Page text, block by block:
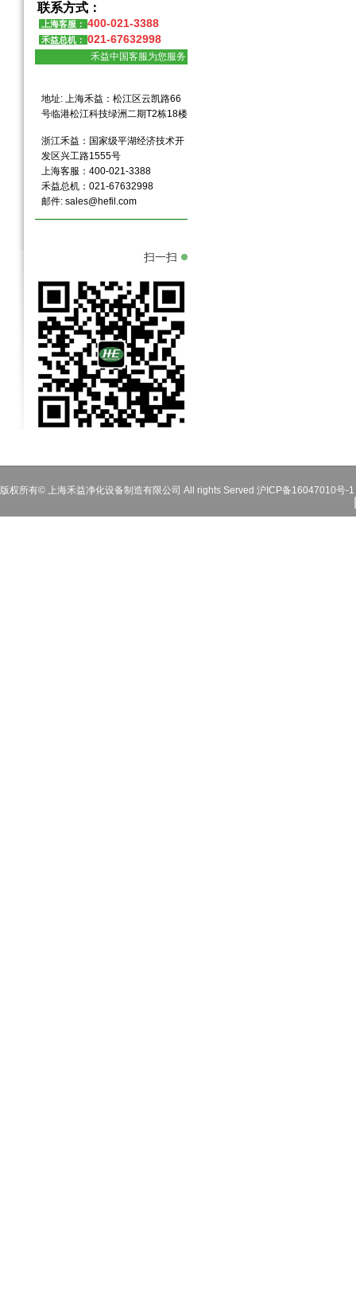
联系方式：
上海客服： 400-021-3388
禾益总机： 021-67632998
禾益中国客服为您服务
地址: 上海禾益：松江区云凯路66
号临港松江科技绿洲二期T2栋18楼
浙江禾益：国家级平湖经济技术开
发区兴工路1555号
上海客服：400-021-3388
禾益总机：021-67632998
邮件: sales@hefil.com
扫一扫
版权所有© 上海禾益净化设备制造有限公司 All rights Served 沪ICP备16047010号-1